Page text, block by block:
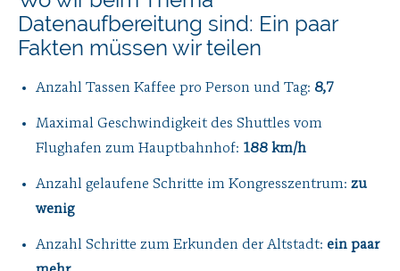
Datenaufbereitung sind: Ein paar
Fakten müssen wir teilen
Anzahl Tassen Kaffee pro Person und Tag: 8,7
Maximal Geschwindigkeit des Shuttles vom
Flughafen zum Hauptbahnhof: 188 km/h
Anzahl gelaufene Schritte im Kongresszentrum: zu
wenig
Anzahl Schritte zum Erkunden der Altstadt: ein paar